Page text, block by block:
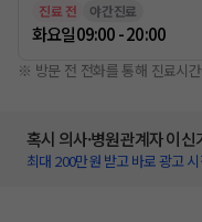
진료 전 야간진료
화요일09:00 - 20:00
※ 방문 전 전화를 통해 진료시
혹시 의사·병원관계자 이신
최대 200만원 받고 바로 광고